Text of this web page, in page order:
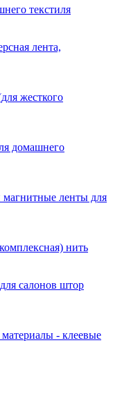
текстиля
лента,
жесткого
домашнего
ленты для
нить
салонов штор
- клеевые